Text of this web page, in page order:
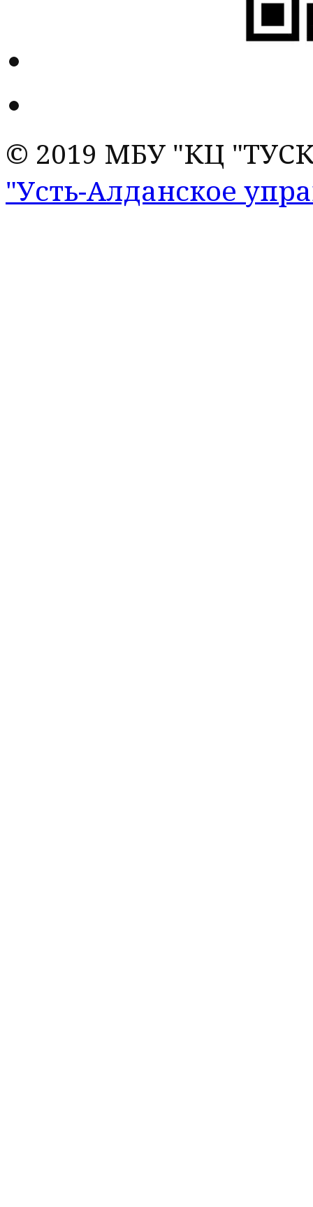
© 2019 МБУ "КЦ
"Усть-Алданское